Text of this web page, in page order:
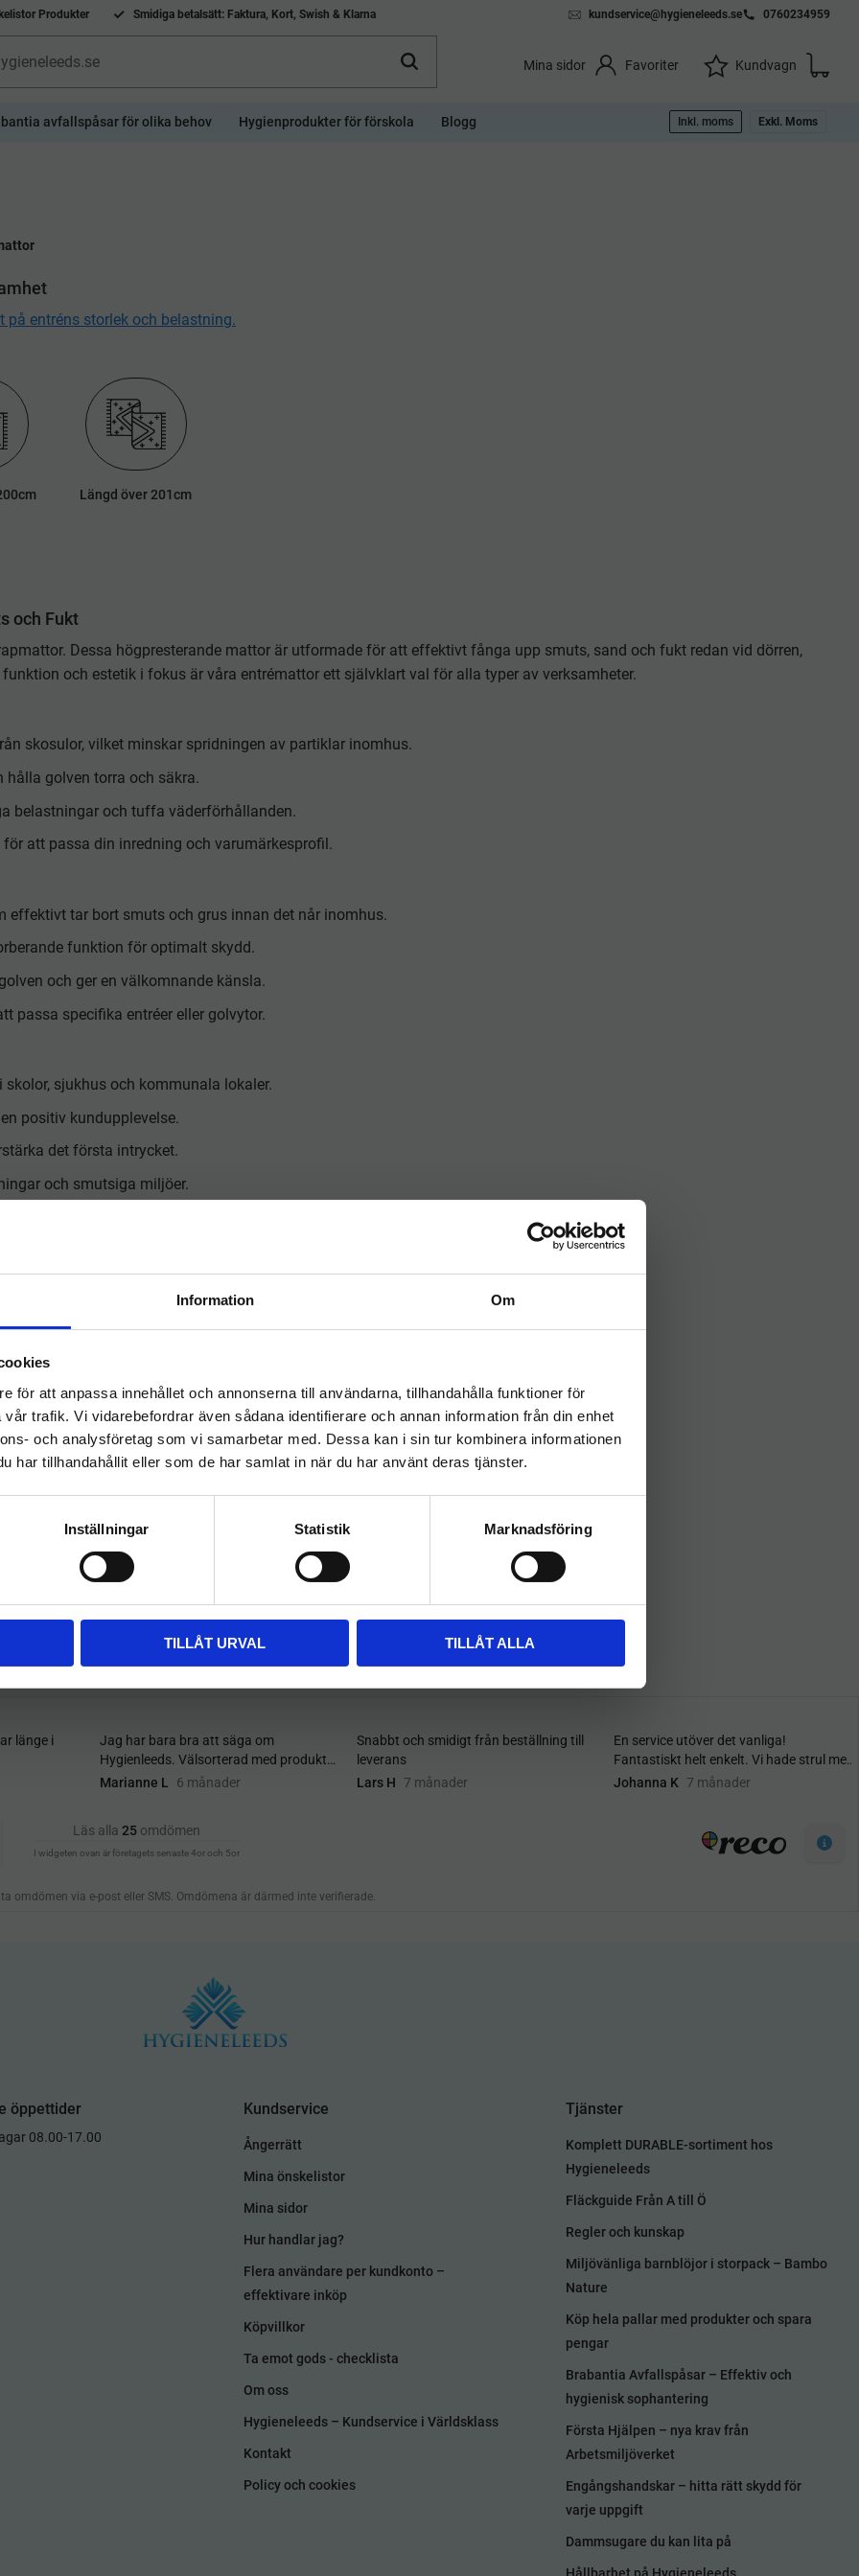
Information Om
för att anpassa innehållet och annonserna till användarna, tillhandahålla funktioner för
trafik. Vi vidarebefordrar även sådana identifierare och annan information från din enhet
och analysföretag som vi samarbetar med. Dessa kan i sin tur kombinera informationen
har tillhandahållit eller som de har samlat in när du har använt deras tjänster.
Inställningar Statistik Marknadsföring
TILLÅT URVAL TILLÅT ALLA
Produkter Smidiga betalsätt: Faktura, Kort, Swish & Klarna kundservice@hygieneleeds.se 0760234959
Mina sidor Favoriter Kundvagn
Önskelista
avfallspåsar för olika behov Hygienprodukter för förskola Blogg Inkl. moms Exkl. Moms
entréns storlek och belastning.
Längd över 201cm
och Fukt
Dessa högpresterande mattor är utformade för att effektivt fånga upp smuts, sand och fukt redan vid dörren,
och estetik i fokus är våra entrémattor ett självklart val för alla typer av verksamheter.
skosulor, vilket minskar spridningen av partiklar inomhus.
golven torra och säkra.
belastningar och tuffa väderförhållanden.
att passa din inredning och varumärkesprofil.
tar bort smuts och grus innan det når inomhus.
funktion för optimalt skydd.
och ger en välkomnande känsla.
passa specifika entréer eller golvytor.
sjukhus och kommunala lokaler.
positiv kundupplevelse.
det första intrycket.
och smutsiga miljöer.
prestanda och motstå slitage.
minimerar våra mattor behovet av rengöring.
våra entré- och skrapmattor. Låt oss hjälpa dig att hitta rätt lösning för dina behov!
Så här tycker våra kunder
öppettider
08.00-17.00
Kundservice
Ångerrätt
Mina önskelistor
Mina sidor
Hur handlar jag?
Flera användare per kundkonto –
effektivare inköp
Köpvillkor
Ta emot gods - checklista
Om oss
Hygieneleeds – Kundservice i Världsklass
Kontakt
Policy och cookies
Tjänster
Komplett DURABLE-sortiment hos
Hygieneleeds
Fläckguide Från A till Ö
Regler och kunskap
Miljövänliga barnblöjor i storpack – Bambo
Nature
Köp hela pallar med produkter och spara
pengar
Brabantia Avfallspåsar – Effektiv och
hygienisk sophantering
Första Hjälpen – nya krav från
Arbetsmiljöverket
Engångshandskar – hitta rätt skydd för
varje uppgift
Dammsugare du kan lita på
hygieneleeds.se
Vill du handla som företag eller privatperson?
FÖRETAG
Priser visas exkl. moms
PRIVAT
Priser visas inkl. moms